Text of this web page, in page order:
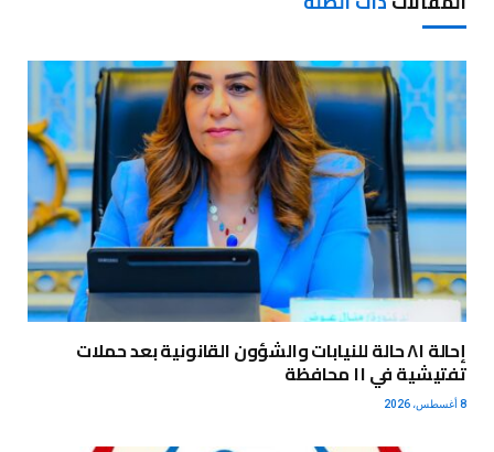
إحالة ٨١ حالة للنيابات والشؤون القانونية بعد حملات
تفتيشية في ١١ محافظة
8 أغسطس، 2026